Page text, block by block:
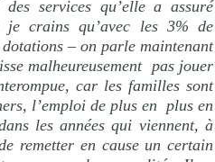
services qu’elle a assuré
je crains qu’avec les 3% de
– on parle maintenant
malheureusement pas jouer
car les familles sont
l’emploi de plus en plus en
les années qui viennent, à
remetter en cause un certain